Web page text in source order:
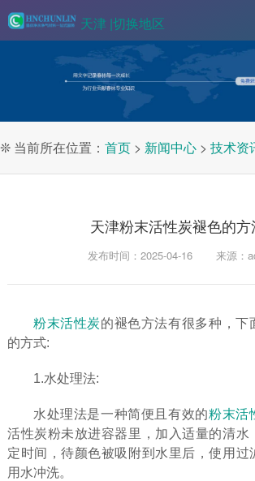
天津 |切换地区
❊ 当前所在位置： 首页 > 新闻中心 > 技术资
天津粉末活性炭褪色的方
发布时间：2025-04-16 来源：
粉末活性炭的褪色方法有很多种，下
的方式:
1.水处理法:
水处理法是一种简便且有效的粉末活
活性炭粉未放进容器里，加入适量的清水
定时间，待颜色被吸附到水里后，使用过
用水冲洗。